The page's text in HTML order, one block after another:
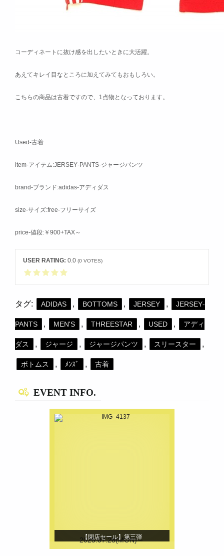
コーディネートに抜け感を出したいときに大活躍。
あえてキレイ目なところに加えてみてもおもしろい。
こちらの商品は古着ですので、1点物となっております。
Used-古着
item-アイテム:JERSEY‐PANTS‐ジャージパンツ
brand‐ブランド:adidas‐アディダス
size-サイズ:free‐フリーサイズ
price-値段:￥900+TAX～
USER RATING: 0.0 (0VOTES)
タグ: ADIDAS , BOTTOMS , JERSEY , JERSEY‐
PANTS , MEN'S , THREESTAR , USED , アディ
ダス , ジャージ , ジャージパンツ , スリースター ,
ボトムス , ﾒﾝｽﾞ , 古着
EVENT INFO.
【閉店セール】第三弾
2025.07.28(MON)～